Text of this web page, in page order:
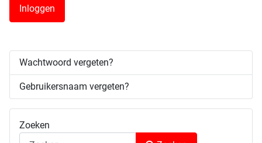
Inloggen
Wachtwoord vergeten?
Gebruikersnaam vergeten?
Zoeken